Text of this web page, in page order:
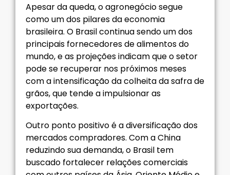
Apesar da queda, o agronegócio segue
como um dos pilares da economia
brasileira. O Brasil continua sendo um dos
principais fornecedores de alimentos do
mundo, e as projeções indicam que o setor
pode se recuperar nos próximos meses
com a intensificação da colheita da safra de
grãos, que tende a impulsionar as
exportações.
Outro ponto positivo é a diversificação dos
mercados compradores. Com a China
reduzindo sua demanda, o Brasil tem
buscado fortalecer relações comerciais